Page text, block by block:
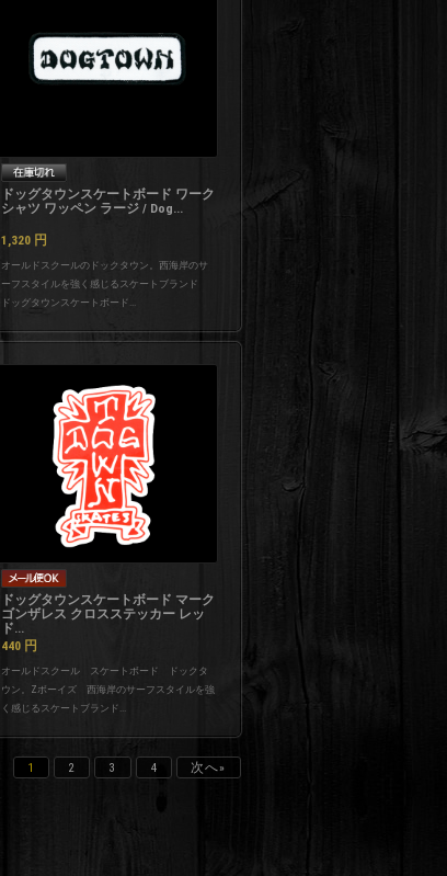
ドッグタウンスケートボード ワーク
シャツ ワッペン ラージ / Dog...
1,320円
オールドスクールのドックタウン。西海岸のサ
ーフスタイルを強く感じるスケートブランド
ドッグタウンスケートボード...
ドッグタウンスケートボード マーク
ゴンザレス クロスステッカー レッ
ド...
440円
オールドスクール スケートボード ドックタ
ウン。Zボーイズ 西海岸のサーフスタイルを強
く感じるスケートブランド...
1 2 3 4 次へ»